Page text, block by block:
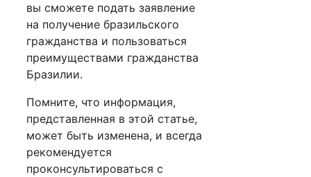
вы сможете подать заявление
на получение бразильского
гражданства и пользоваться
преимуществами гражданства
Бразилии.
Помните, что информация,
представленная в этой статье,
может быть изменена, и всегда
рекомендуется
проконсультироваться с